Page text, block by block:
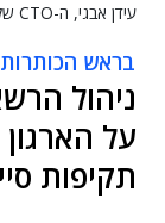
עידן אבגי, ה-CTO של פורטק תוכנה. צילום: דודו גינת
בראש הכותרות
ניהול
על
תקיפות